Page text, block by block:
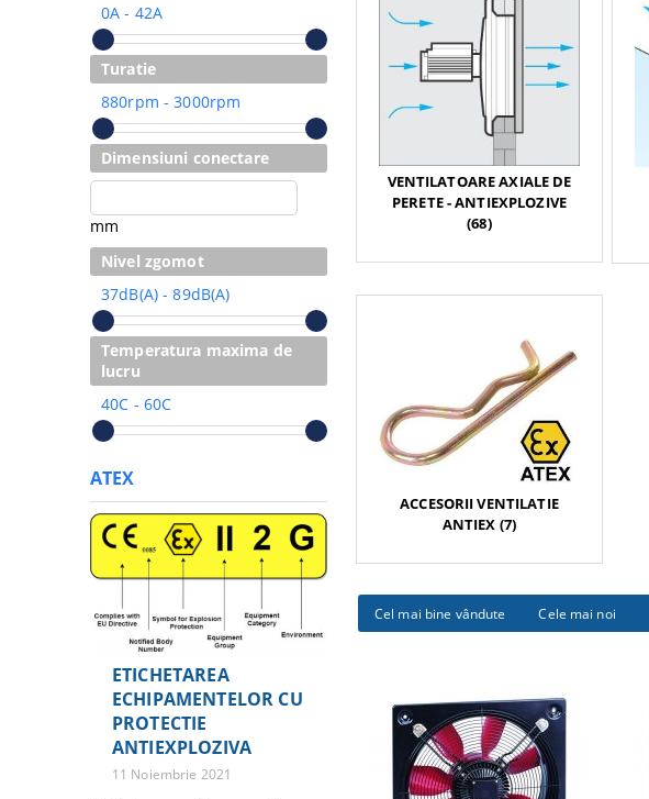
0A - 42A
Turatie
880rpm - 3000rpm
Dimensiuni conectare
mm
Nivel zgomot
37dB(A) - 89dB(A)
Temperatura maxima de
lucru
40C - 60C
ATEX
ETICHETAREA
ECHIPAMENTELOR CU
PROTECTIE
ANTIEXPLOZIVA
11 Noiembrie 2021
VENTILATOARE AXIALE DE
PERETE - ANTIEXPLOZIVE
(68)
ACCESORII VENTILATIE
ANTIEX (7)
Cel mai bine vândute Cele mai noi